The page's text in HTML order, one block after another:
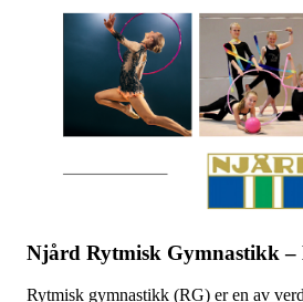
Njård Rytmisk Gymnastikk –
Rytmisk gymnastikk (RG) er en av